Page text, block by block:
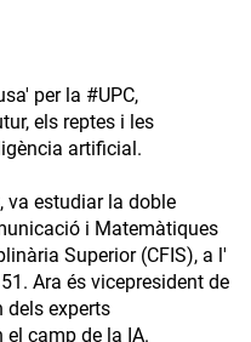
per la #UPC,
els reptes i les
artificial.
va estudiar la doble
i Matemàtiques
Superior (CFIS), a l'
Ara és vicepresident de
dels experts
camp de la IA.